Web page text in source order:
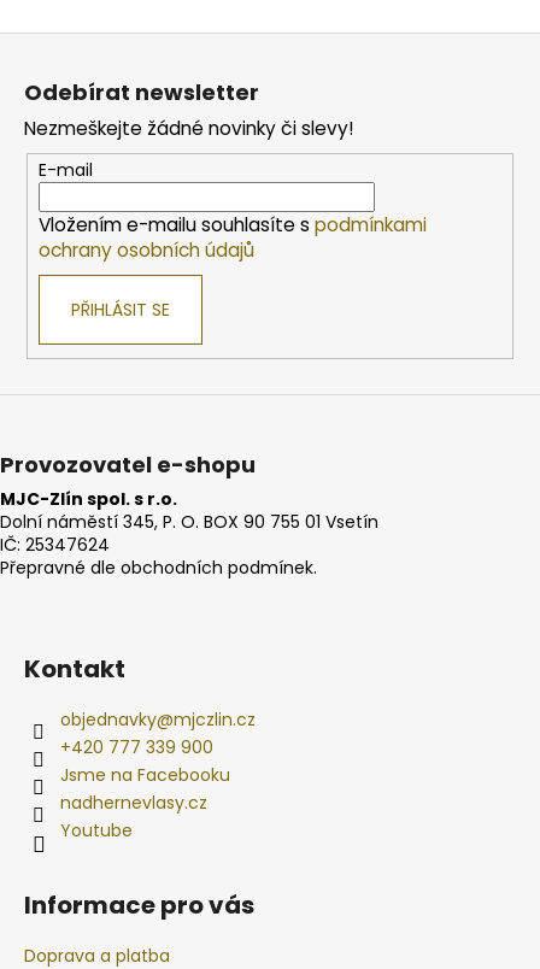
Z
Odebírat newsletter
Nezmeškejte žádné novinky či slevy!
E-mail
Vložením e-mailu souhlasíte s podmínkami
ochrany osobních údajů
PŘIHLÁSIT SE
Provozovatel e-shopu
MJC-Zlín spol. s r.o.
Dolní náměstí 345, P. O. BOX 90 755 01 Vsetín
IČ: 25347624
Přepravné dle obchodních podmínek.
Kontakt
objednavky@mjczlin.cz
+420 777 339 900
Jsme na Facebooku
nadhernevlasy.cz
Youtube
Informace pro vás
Doprava a platba